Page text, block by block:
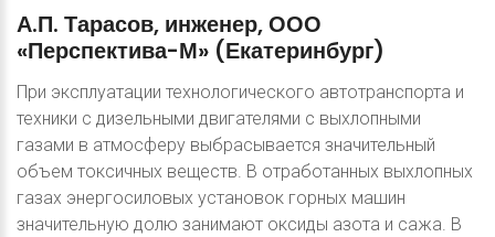
А.П. Тарасов, инженер,ООО
«Перспектива-М» (Екатеринбург)
При эксплуатации технологического автотранспорта и
техники с дизельными двигателями с выхлопными
газами в атмосферу выбрасывается значительный
объем токсичных веществ. В отработанных выхлопных
газах энергосиловых установок горных машин
значительную долю занимают оксиды азота и сажа. В